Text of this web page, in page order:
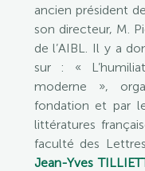
ancien président
son directeur, M.
de l’AIBL. Il y a
sur : «
moderne »,
fondation et par
littératures
faculté des
Jean-Yves